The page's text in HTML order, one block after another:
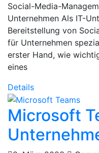
Social-Media-
Unternehmen Als IT-
Bereitstellung von
für Unternehmen
erster Hand, wie
eines
Details
Microsoft